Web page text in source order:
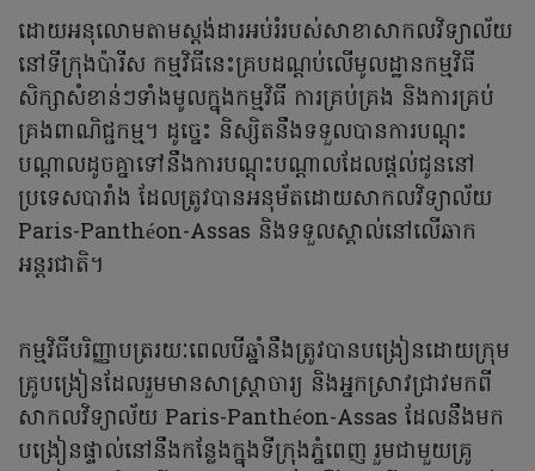
ដោយអនុលោមតាមស្តង់ដារអប់រំរបស់សាខាសាកលវិទ្យាល័យ
នៅទីក្រុងប៉ារីស កម្មវិធីនេះគ្របដណ្តប់លើមូលដ្ឋានកម្មវិធី
សិក្សាសំខាន់ៗទាំងមូលក្នុងកម្មវិធី ការគ្រប់គ្រង និងការគ្រប់
គ្រងពាណិជ្ជកម្ម។ ដូច្នេះ និស្សិតនឹងទទួលបានការបណ្តុះ
បណ្តាលដូចគ្នាទៅនឹងការបណ្តុះបណ្តាលដែលផ្តល់ជូននៅ
ប្រទេសបារាំង ដែលត្រូវបានអនុម័តដោយសាកលវិទ្យាល័យ
Paris-Panthéon-Assas និងទទួលស្គាល់នៅលើឆាក
អន្តរជាតិ។
កម្មវិធីបរិញ្ញាបត្ររយៈពេលបីឆ្នាំនឹងត្រូវបានបង្រៀនដោយក្រុម
គ្រូបង្រៀនដែលរួមមានសាស្ត្រាចារ្យ និងអ្នកស្រាវជ្រាវមកពី
សាកលវិទ្យាល័យ Paris-Panthéon-Assas ដែលនឹងមក
បង្រៀនផ្ទាល់នៅនឹងកន្លែងក្នុងទីក្រុងភ្នំពេញ រួមជាមួយគ្រូ